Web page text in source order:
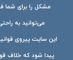
مشکل را برای شما
می‌توانید به
این سایت پیروی
پیدا شود که خلاف